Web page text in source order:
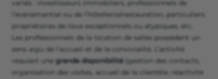
variés : investisseurs immobiliers, professionnels de
l’évènementiel ou de l’hôtellerie/restauration, particuliers
propriétaires de lieux exceptionnels ou atypiques, etc.
Les professionnels de la location de salles possèdent un
sens aigu de l’accueil et de la convivialité. L’activité
requiert une grande disponibilité
(gestion des contacts,
organisation des visites, accueil de la clientèle, réactivité